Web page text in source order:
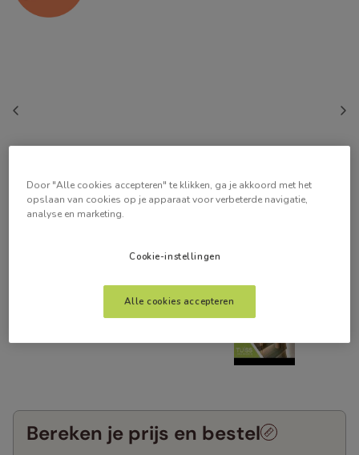
Bereken je prijs en bestel
Door "Alle cookies accepteren" te klikken, ga je akkoord met het
opslaan van cookies op je apparaat voor verbeterde navigatie,
analyse en marketing.
Cookie-instellingen
Alle cookies accepteren